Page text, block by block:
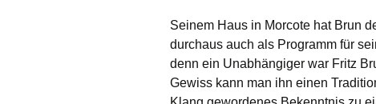
Seinem Haus in Morcote hat Brun
durchaus auch als Programm für
denn ein Unabhängiger war Fritz
Gewiss kann man ihn einen